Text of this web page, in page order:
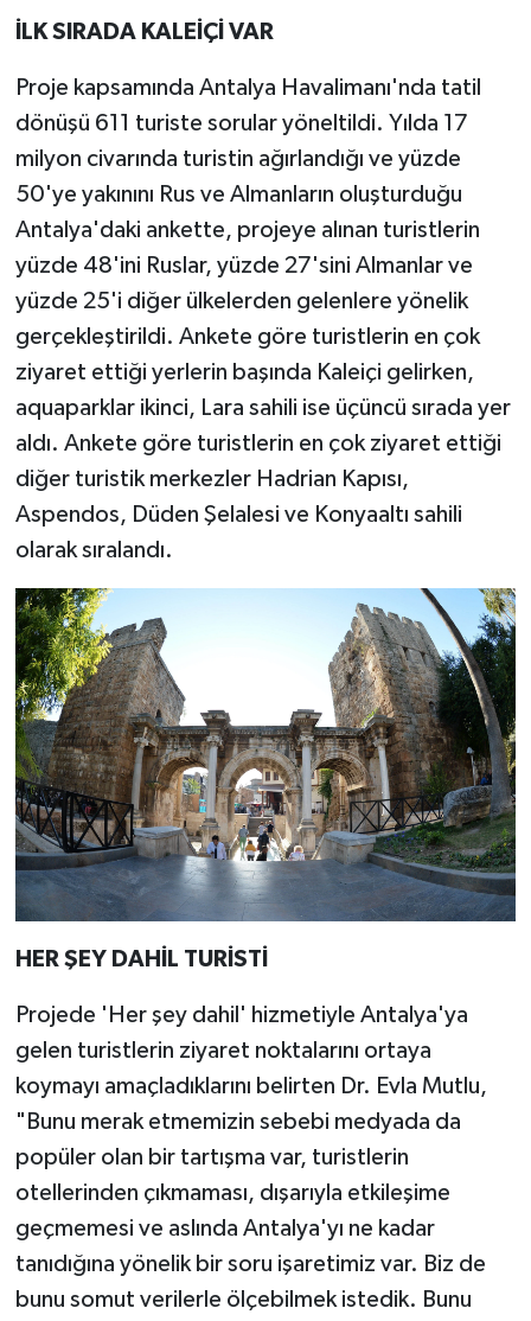
İLK SIRADA KALEİÇİ VAR
Proje kapsamında Antalya Havalimanı'nda tatil
dönüşü 611 turiste sorular yöneltildi. Yılda 17
milyon civarında turistin ağırlandığı ve yüzde
50'ye yakınını Rus ve Almanların oluşturduğu
Antalya'daki ankette, projeye alınan turistlerin
yüzde 48'ini Ruslar, yüzde 27'sini Almanlar ve
yüzde 25'i diğer ülkelerden gelenlere yönelik
gerçekleştirildi. Ankete göre turistlerin en çok
ziyaret ettiği yerlerin başında Kaleiçi gelirken,
aquaparklar ikinci, Lara sahili ise üçüncü sırada yer
aldı. Ankete göre turistlerin en çok ziyaret ettiği
diğer turistik merkezler Hadrian Kapısı,
Aspendos, Düden Şelalesi ve Konyaaltı sahili
olarak sıralandı.
HER ŞEY DAHİL TURİSTİ
Projede 'Her şey dahil' hizmetiyle Antalya'ya
gelen turistlerin ziyaret noktalarını ortaya
koymayı amaçladıklarını belirten Dr. Evla Mutlu,
"Bunu merak etmemizin sebebi medyada da
popüler olan bir tartışma var, turistlerin
otellerinden çıkmaması, dışarıyla etkileşime
geçmemesi ve aslında Antalya'yı ne kadar
tanıdığına yönelik bir soru işaretimiz var. Biz de
bunu somut verilerle ölçebilmek istedik. Bunu